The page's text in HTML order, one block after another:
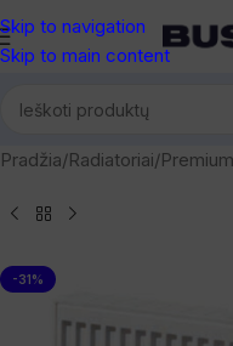
Skip to navigation
Skip to main content
Pradžia/Radiatoriai/
-31%